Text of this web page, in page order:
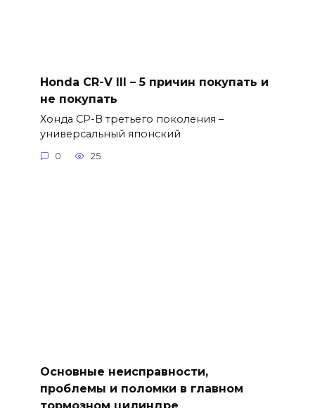
Honda CR-V III – 5 причин покупать и
не покупать
Хонда СР-В третьего поколения –
универсальный японский
0 25
Основные неисправности,
проблемы и поломки в главном
тормозном цилиндре